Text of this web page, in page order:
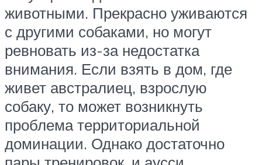
животными. Прекрасно уживаются
с другими собаками, но могут
ревновать из-за недостатка
внимания. Если взять в дом, где
живет австралиец, взрослую
собаку, то может возникнуть
проблема территориальной
доминации. Однако достаточно